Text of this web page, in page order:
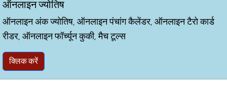
ऑनलाइन ज्योतिष
ऑनलाइन अंक ज्योतिष, ऑनलाइन पंचांग कैलेंडर, ऑनलाइन टैरो कार्ड
रीडर, ऑनलाइन फॉर्च्यून कुकी, मैच टूल्स
क्लिक करें